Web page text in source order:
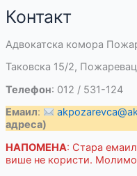
Контакт
Адвокатска комора
Таковска 15/2, Пожаревац
Телефон: 012 / 531-124
Емаил:
адреса)
НАПОМЕНА: Стара
више не користи.